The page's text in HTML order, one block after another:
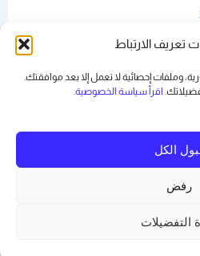
تعريف الارتباط
وملفات إحصائية لا تعمل إلا بعد موافقتك.
. اقرأ سياسة الخصوصية.
الكل
رفض
التفضيلات
المدونة, ايران,